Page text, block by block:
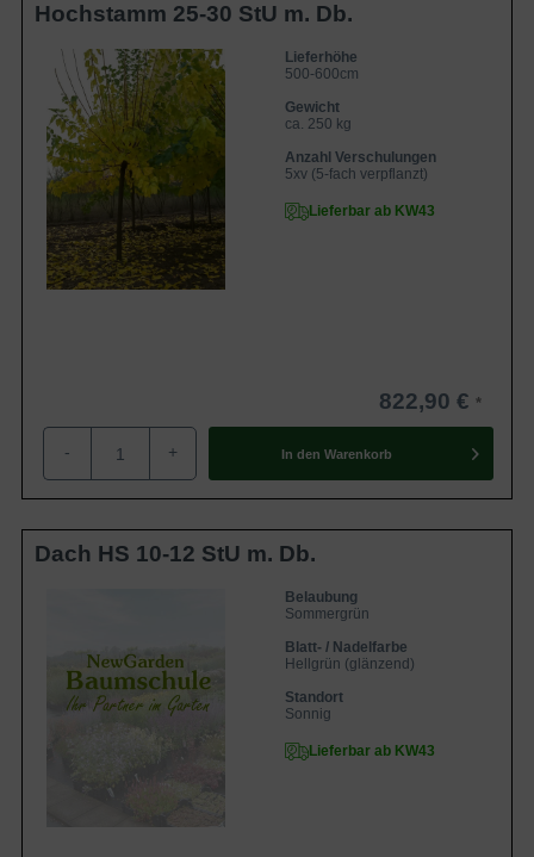
Hochstamm 25-30 StU m. Db.
Lieferhöhe
500-600cm
Gewicht
ca. 250 kg
Anzahl Verschulungen
5xv (5-fach verpflanzt)
Lieferbar ab KW43
822,90 €
- + In den Warenkorb
Dach HS 10-12 StU m. Db.
Belaubung
Sommergrün
Blatt- / Nadelfarbe
Hellgrün (glänzend)
Standort
Sonnig
Lieferbar ab KW43